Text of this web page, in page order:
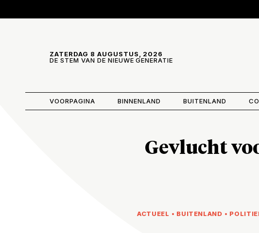
ZATERDAG 8 AUGUSTUS, 2026
DE STEM VAN DE NIEUWE GENERATIE
VOORPAGINA BINNENLAND BUITENLAND
Gevlucht
ACTUEEL • BUITENLAND •